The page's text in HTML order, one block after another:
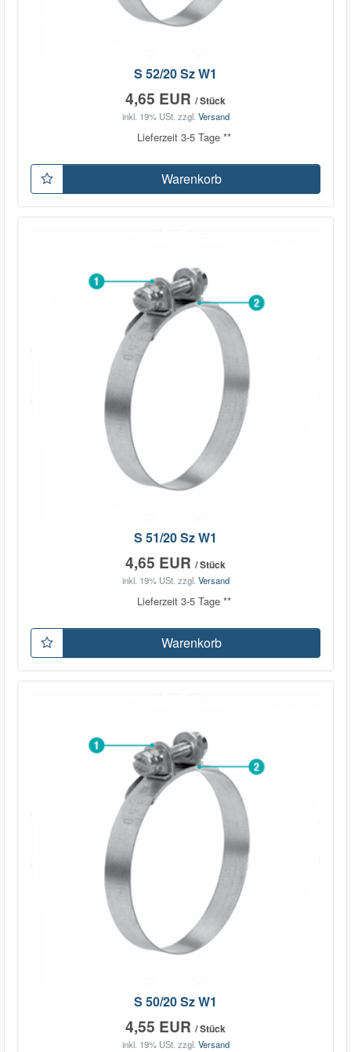
S 52/20 Sz W1
4,65 EUR / Stück
inkl. 19% USt. zzgl. Versand
Lieferzeit 3-5 Tage **
Warenkorb
S 51/20 Sz W1
4,65 EUR / Stück
inkl. 19% USt. zzgl. Versand
Lieferzeit 3-5 Tage **
Warenkorb
S 50/20 Sz W1
4,55 EUR / Stück
inkl. 19% USt. zzgl. Versand